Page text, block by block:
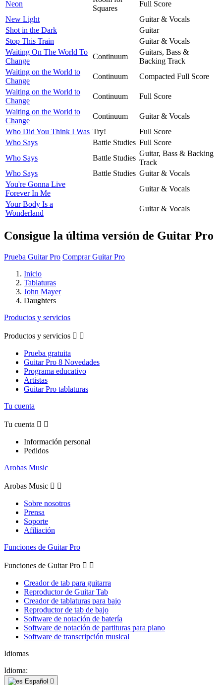
Neon
Squares
Full Score
New Light
Guitar & Vocals
Shot in the Dark
Guitar
Stop This Train
Guitar & Vocals
Waiting On The World To
Change
Continuum
Guitars, Bass &
Backing Track
Waiting on the World to
Change
Continuum
Compacted Full Score
Waiting on the World to
Change
Continuum
Full Score
Waiting on the World to
Change
Continuum
Guitar & Vocals
Who Did You Think I Was Try!
Full Score
Who Says
Battle Studies Full Score
Who Says
Battle Studies
Guitar, Bass & Backing
Track
Who Says
Battle Studies Guitar & Vocals
You're Gonna Live
Forever In Me
Guitar & Vocals
Your Body Is a
Wonderland
Guitar & Vocals
Consigue la última versión de Guitar Pro
Prueba Guitar Pro Comprar Guitar Pro
Inicio
Tablaturas
John Mayer
Daughters
Productos y servicios
Productos y servicios  
Prueba gratuita
Guitar Pro 8 Novedades
Programa educativo
Artistas
Guitar Pro tablaturas
Tu cuenta
Tu cuenta  
Información personal
Pedidos
Arobas Music
Arobas Music  
Sobre nosotros
Prensa
Soporte
Afiliación
Funciones de Guitar Pro
Funciones de Guitar Pro  
Creador de tab para guitarra
Reproductor de Guitar Tab
Creador de tablaturas para bajo
Reproductor de tab de bajo
Software de notación de batería
Software de notación de partituras para piano
Software de transcripción musical
Idiomas
Idioma:
Español 